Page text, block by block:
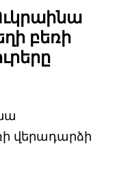
բեռի
վերադարձի